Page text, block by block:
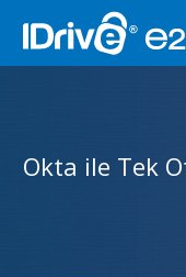
Okta ile Tek